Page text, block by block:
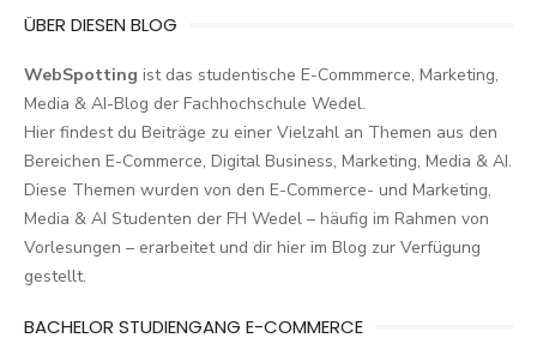
ÜBER DIESEN BLOG
WebSpotting ist das studentische E-Commmerce, Marketing,
Media & AI-Blog der Fachhochschule Wedel.
Hier findest du Beiträge zu einer Vielzahl an Themen aus den
Bereichen E-Commerce, Digital Business, Marketing, Media & AI.
Diese Themen wurden von den E-Commerce- und Marketing,
Media & AI Studenten der FH Wedel – häufig im Rahmen von
Vorlesungen – erarbeitet und dir hier im Blog zur Verfügung
gestellt.
BACHELOR STUDIENGANG E-COMMERCE